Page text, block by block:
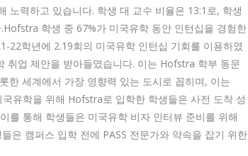
노력하고 있습니다. 학생 대 교수 비율은 13:1로, 학생
학생 중 67%가 미국유학 동안 인턴십을 경험한
학년에 2.19회의 미국유학 인턴십 기회를 이용하였
취업 제안을 받아들였습니다. 이는 Hofstra 학부 동문
한 세계에서 가장 영향력 있는 도시로 꼽히며, 이는
유학을 위해 Hofstra로 입학한 학생들은 사전 도착 성
를 통해 학생들은 미국유학 비자 인터뷰 준비를 위해
은 캠퍼스 입학 전에 PASS 전문가와 약속을 잡기 위한